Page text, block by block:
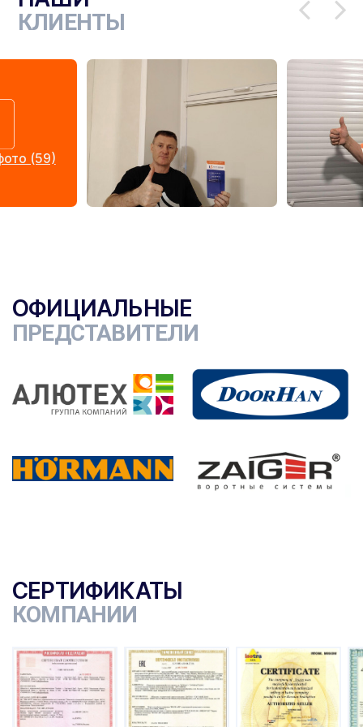
КЛИЕНТЫ
(59)
ОФИЦИАЛЬНЫЕ
ПРЕДСТАВИТЕЛИ
СЕРТИФИКАТЫ
КОМПАНИИ